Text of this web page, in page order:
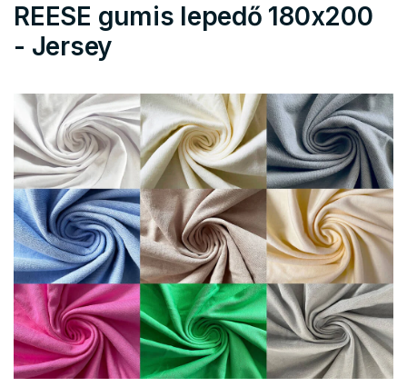
REESE gumis lepedő 180x200
- Jersey